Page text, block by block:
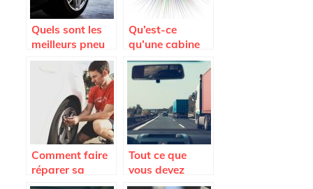
Quels sont les
meilleurs pneu
de la marque
Hankook ?
Qu’est-ce
qu’une cabine
de sablage ?
Comment faire
réparer sa
voiture à petits
Tout ce que
vous devez
savoir avant